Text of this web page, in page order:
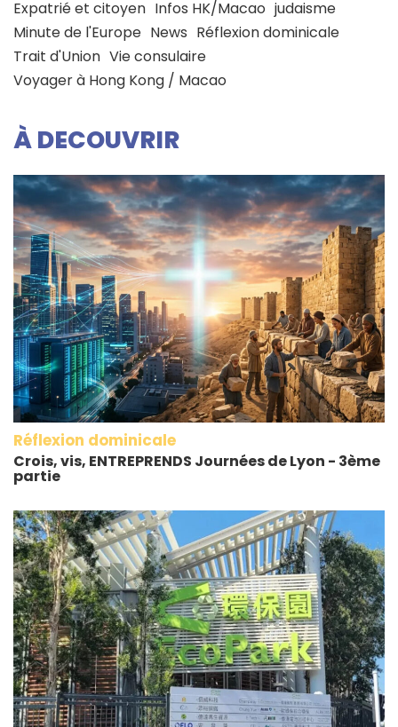
Expatrié et citoyen Infos HK/Macao judaisme
Minute de l'Europe News Réflexion dominicale
Trait d'Union Vie consulaire
Voyager à Hong Kong / Macao
À DECOUVRIR
Réflexion dominicale
Crois, vis, ENTREPRENDS Journées de Lyon - 3ème
partie